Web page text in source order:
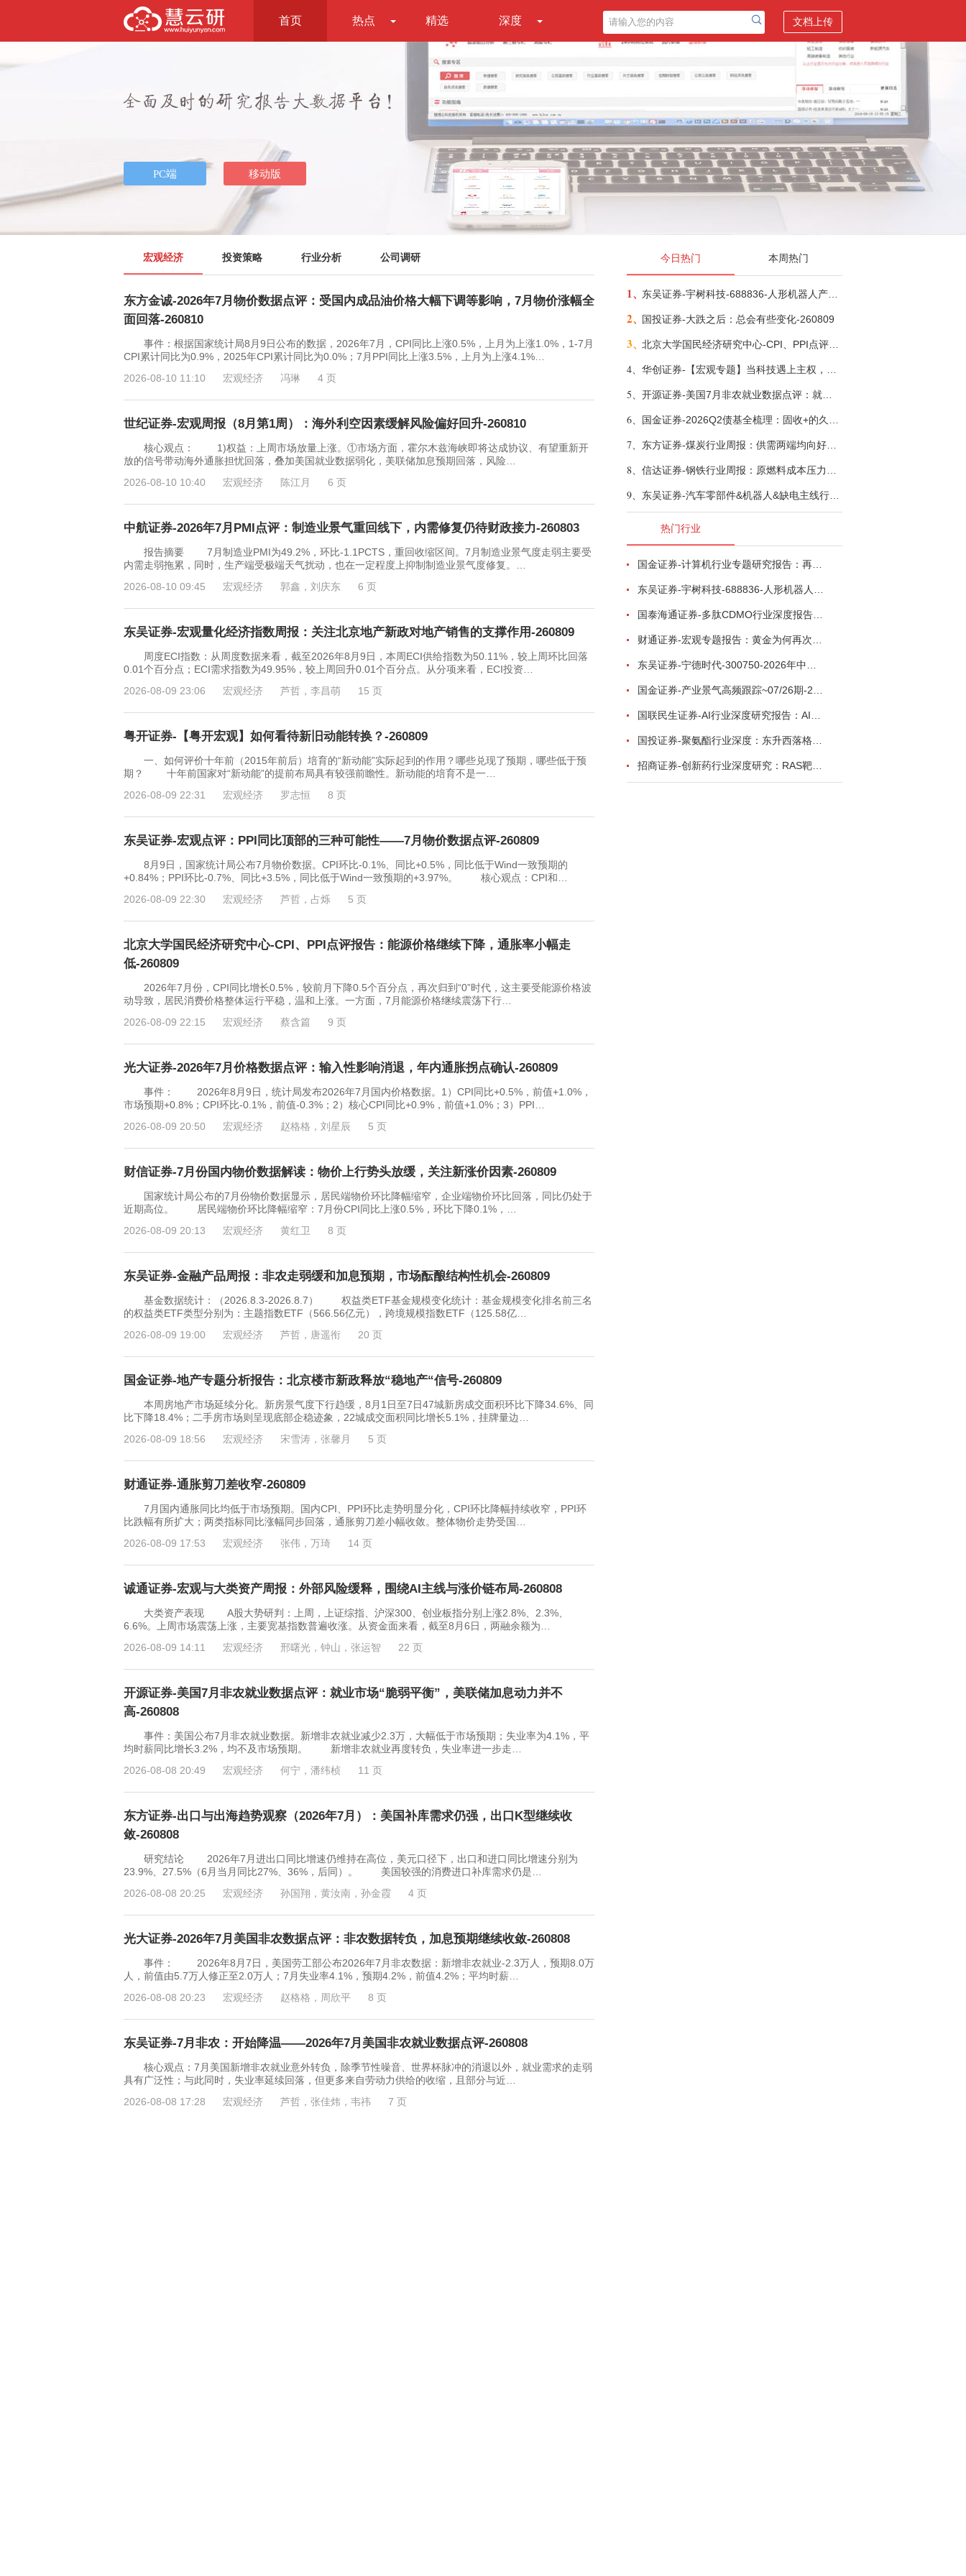
首页 热点 精选 深度 文档上传
宏观经济 投资策略 行业分析 公司调研
东方金诚-2026年7月物价数据点评：受国内成品油价格大幅下调等影响，7月物价涨幅全
面回落-260810
事件：根据国家统计局8月9日公布的数据，2026年7月，CPI同比上涨0.5%，上月为上涨1.0%，1-7月
CPI累计同比为0.9%，2025年CPI累计同比为0.0%；7月PPI同比上涨3.5%，上月为上涨4.1%…
2026-08-10 11:10
宏观经济 冯琳 4 页
世纪证券-宏观周报（8月第1周）：海外利空因素缓解风险偏好回升-260810
核心观点： 1)权益：上周市场放量上涨。①市场方面，霍尔木兹海峡即将达成协议、有望重新开
放的信号带动海外通胀担忧回落，叠加美国就业数据弱化，美联储加息预期回落，风险…
2026-08-10 10:40
宏观经济 陈江月 6 页
中航证券-2026年7月PMI点评：制造业景气重回线下，内需修复仍待财政接力-260803
报告摘要 7月制造业PMI为49.2%，环比-1.1PCTS，重回收缩区间。7月制造业景气度走弱主要受
内需走弱拖累，同时，生产端受极端天气扰动，也在一定程度上抑制制造业景气度修复。…
2026-08-10 09:45
宏观经济 郭鑫，刘庆东 6 页
东吴证券-宏观量化经济指数周报：关注北京地产新政对地产销售的支撑作用-260809
周度ECI指数：从周度数据来看，截至2026年8月9日，本周ECI供给指数为50.11%，较上周环比回落
0.01个百分点；ECI需求指数为49.95%，较上周回升0.01个百分点。从分项来看，ECI投资…
2026-08-09 23:06
宏观经济 芦哲，李昌萌 15 页
粤开证券-【粤开宏观】如何看待新旧动能转换？-260809
一、如何评价十年前（2015年前后）培育的“新动能”实际起到的作用？哪些兑现了预期，哪些低于预
期？ 十年前国家对“新动能”的提前布局具有较强前瞻性。新动能的培育不是一…
2026-08-09 22:31
宏观经济 罗志恒 8 页
东吴证券-宏观点评：PPI同比顶部的三种可能性——7月物价数据点评-260809
8月9日，国家统计局公布7月物价数据。CPI环比-0.1%、同比+0.5%，同比低于Wind一致预期的
+0.84%；PPI环比-0.7%、同比+3.5%，同比低于Wind一致预期的+3.97%。 核心观点：CPI和…
2026-08-09 22:30
宏观经济 芦哲，占烁 5 页
北京大学国民经济研究中心-CPI、PPI点评报告：能源价格继续下降，通胀率小幅走
低-260809
2026年7月份，CPI同比增长0.5%，较前月下降0.5个百分点，再次归到“0”时代，这主要受能源价格波
动导致，居民消费价格整体运行平稳，温和上涨。一方面，7月能源价格继续震荡下行…
2026-08-09 22:15
宏观经济 蔡含篇 9 页
光大证券-2026年7月价格数据点评：输入性影响消退，年内通胀拐点确认-260809
事件： 2026年8月9日，统计局发布2026年7月国内价格数据。1）CPI同比+0.5%，前值+1.0%，
市场预期+0.8%；CPI环比-0.1%，前值-0.3%；2）核心CPI同比+0.9%，前值+1.0%；3）PPI…
2026-08-09 20:50
宏观经济 赵格格，刘星辰 5 页
财信证券-7月份国内物价数据解读：物价上行势头放缓，关注新涨价因素-260809
国家统计局公布的7月份物价数据显示，居民端物价环比降幅缩窄，企业端物价环比回落，同比仍处于
近期高位。 居民端物价环比降幅缩窄：7月份CPI同比上涨0.5%，环比下降0.1%，…
2026-08-09 20:13
宏观经济 黄红卫 8 页
东吴证券-金融产品周报：非农走弱缓和加息预期，市场酝酿结构性机会-260809
基金数据统计：（2026.8.3-2026.8.7） 权益类ETF基金规模变化统计：基金规模变化排名前三名
的权益类ETF类型分别为：主题指数ETF（566.56亿元），跨境规模指数ETF（125.58亿…
2026-08-09 19:00
宏观经济 芦哲，唐遥衔 20 页
国金证券-地产专题分析报告：北京楼市新政释放“稳地产“信号-260809
本周房地产市场延续分化。新房景气度下行趋缓，8月1日至7日47城新房成交面积环比下降34.6%、同
比下降18.4%；二手房市场则呈现底部企稳迹象，22城成交面积同比增长5.1%，挂牌量边…
2026-08-09 18:56
宏观经济 宋雪涛，张馨月 5 页
财通证券-通胀剪刀差收窄-260809
7月国内通胀同比均低于市场预期。国内CPI、PPI环比走势明显分化，CPI环比降幅持续收窄，PPI环
比跌幅有所扩大；两类指标同比涨幅同步回落，通胀剪刀差小幅收敛。整体物价走势受国…
2026-08-09 17:53
宏观经济 张伟，万琦 14 页
诚通证券-宏观与大类资产周报：外部风险缓释，围绕AI主线与涨价链布局-260808
大类资产表现 A股大势研判：上周，上证综指、沪深300、创业板指分别上涨2.8%、2.3%、
6.6%。上周市场震荡上涨，主要宽基指数普遍收涨。从资金面来看，截至8月6日，两融余额为…
2026-08-09 14:11
宏观经济 邢曙光，钟山，张运智 22 页
开源证券-美国7月非农就业数据点评：就业市场“脆弱平衡”，美联储加息动力并不
高-260808
事件：美国公布7月非农就业数据。新增非农就业减少2.3万，大幅低于市场预期；失业率为4.1%，平
均时薪同比增长3.2%，均不及市场预期。 新增非农就业再度转负，失业率进一步走…
2026-08-08 20:49
宏观经济 何宁，潘纬桢 11 页
东方证券-出口与出海趋势观察（2026年7月）：美国补库需求仍强，出口K型继续收
敛-260808
研究结论 2026年7月进出口同比增速仍维持在高位，美元口径下，出口和进口同比增速分别为
23.9%、27.5%（6月当月同比27%、36%，后同）。 美国较强的消费进口补库需求仍是…
2026-08-08 20:25
宏观经济 孙国翔，黄汝南，孙金霞 4 页
光大证券-2026年7月美国非农数据点评：非农数据转负，加息预期继续收敛-260808
事件： 2026年8月7日，美国劳工部公布2026年7月非农数据：新增非农就业-2.3万人，预期8.0万
人，前值由5.7万人修正至2.0万人；7月失业率4.1%，预期4.2%，前值4.2%；平均时薪…
2026-08-08 20:23
宏观经济 赵格格，周欣平 8 页
东吴证券-7月非农：开始降温——2026年7月美国非农就业数据点评-260808
核心观点：7月美国新增非农就业意外转负，除季节性噪音、世界杯脉冲的消退以外，就业需求的走弱
具有广泛性；与此同时，失业率延续回落，但更多来自劳动力供给的收缩，且部分与近…
2026-08-08 17:28
宏观经济 芦哲，张佳炜，韦祎 7 页
今日热门 本周热门
1、
2、国投证券-大跌之后：总会有些变化-260809
3、
4、
5、
6、
7、
8、
9、
热门行业